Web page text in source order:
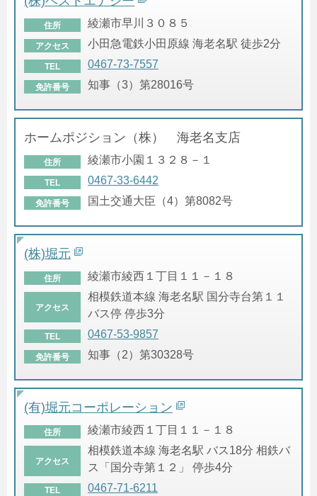
住所 綾瀬市早川３０８５
アクセス 小田急電鉄小田原線 海老名駅 徒歩2分
TEL 0467-73-7557
免許番号 知事（3）第28016号
ホームポジション（株） 海老名支店
住所 綾瀬市小園１３２８－１
TEL 0467-33-6442
免許番号 国土交通大臣（4）第8082号
(株)堀元
住所 綾瀬市綾西１丁目１１－１８
アクセス
相模鉄道本線 海老名駅 国分寺台第１１
バス停 停歩3分
TEL 0467-53-9857
免許番号 知事（2）第30328号
(有)堀元コーポレーション
住所 綾瀬市綾西１丁目１１－１８
アクセス
相模鉄道本線 海老名駅 バス18分 相鉄バ
ス「国分寺第１２」 停歩4分
TEL 0467-71-6211